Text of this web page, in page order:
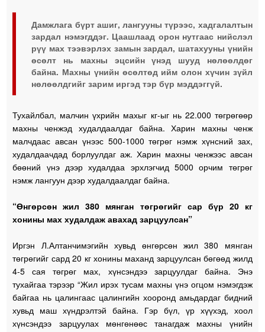
Дамжлага бүрт ашиг, лангууны түрээс, хадгалалтын
зардал нэмэгддэг. Цаашлаад орон нутгаас нийслэл
рүү мах тээвэрлэх замын зардал, шатахууны үнийн
өсөлт нь махны эцсийн үнэд шууд нөлөөлдөг
байна. Махны үнийн өсөлтөд ийм олон хүчин зүйл
нөлөөлдгийг зарим иргэд тэр бүр мэддэггүй.
Тухайлбал, малчин үхрийн махыг кг-ыг нь 22.000 төгрөгөөр
махны ченжэд худалдаалдаг байна. Харин махны ченж
малчдаас авсан үнээс 500-1000 төгрөг нэмж хүнсний зах,
худалдаачдад борлуулдаг аж. Харин махны ченжээс авсан
бөөний үнэ дээр худалдаа эрхлэгчид 5000 орчим төгрөг
нэмж лангуун дээр худалдаалдаг байна.
“Өнгөрсөн жил 380 мянган төгрөгийг сар бүр 20 кг
хонины мах худалдаж авахад зарцуулсан”
Иргэн Л.Алтанчимэгийн хувьд өнгөрсөн жил 380 мянган
төгрөгийг сард 20 кг хонины маханд зарцуулсан бөгөөд жилд
4-5 сая төгрөг мах, хүнсэндээ зарцуулдаг байна. Энэ
тухайгаа тэрээр “Жил ирэх тусам махны үнэ огцом нэмэгдэж
байгаа нь цалингаас цалингийн хооронд амьдардаг бидний
хувьд маш хүндрэлтэй байна. Гэр бүл, үр хүүхэд, хоол
хүнсэндээ зарцуулах мөнгөнөөс танагдаж махны үнийн